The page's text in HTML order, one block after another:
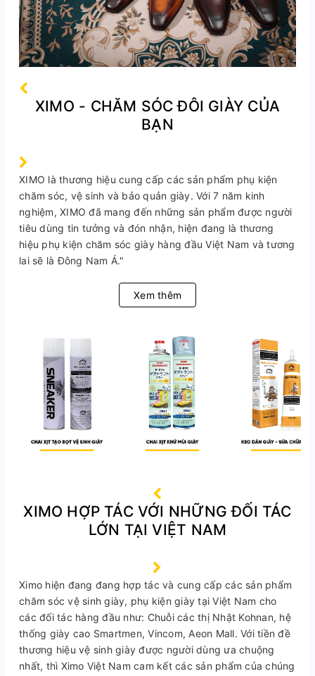
XIMO - CHĂM SÓC ĐÔI GIÀY CỦA
BẠN
XIMO là thương hiệu cung cấp các sản phẩm phụ kiện
chăm sóc, vệ sinh và bảo quản giày. Với 7 năm kinh
nghiệm, XIMO đã mang đến những sản phẩm được người
tiêu dùng tin tưởng và đón nhận, hiện đang là thương
hiệu phụ kiện chăm sóc giày hàng đầu Việt Nam và tương
lai sẽ là Đông Nam Á."
Xem thêm
XIMO HỢP TÁC VỚI NHỮNG ĐỐI TÁC
LỚN TẠI VIỆT NAM
Ximo hiện đang đang hợp tác và cung cấp các sản phẩm
chăm sóc vệ sinh giày, phụ kiện giày tại Việt Nam cho
các đối tác hàng đầu như: Chuỗi các thị Nhật Kohnan, hệ
thống giày cao Smartmen, Vincom, Aeon Mall. Với tiền đề
thương hiệu vệ sinh giày được người dùng ưa chuộng
nhất, thì Ximo Việt Nam cam kết các sản phẩm của chúng